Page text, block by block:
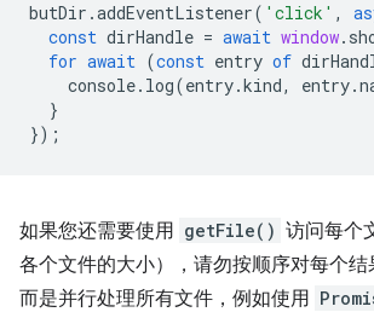
butDir .addEventListener( 'click' ,
const dirHandle = await window.
for await (const entry of
console. log(entry.kind, entry.
}
});
如果您还需要使用 getFile() 访问每个
各个文件的大小），请勿按顺序对每个结
而是并行处理所有文件，例如使用